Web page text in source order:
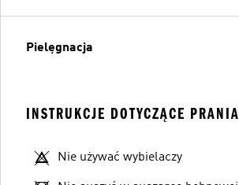
Pielęgnacja
INSTRUKCJE DOTYCZĄCE PRANIA
Nie używać wybielaczy